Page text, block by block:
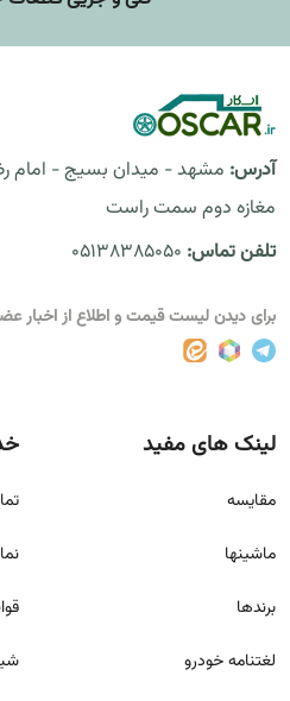
آدرس:
مغازه دوم سمت راست
تلفن تماس: 05138385050
برای دیدن لیست قیمت و اطلاع از اخبار
لینک های مفید
مقايسه
ماشینها
برندها
لغتنامه خودرو